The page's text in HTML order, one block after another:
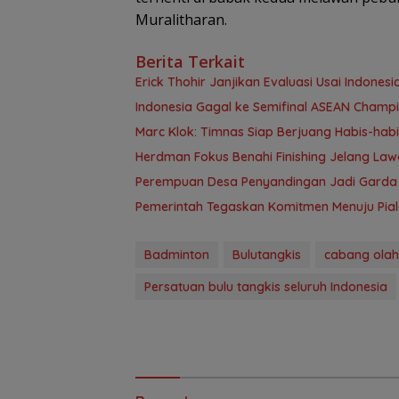
Muralitharan.
Berita Terkait
Erick Thohir Janjikan Evaluasi Usai
Indonesia Gagal ke Semifinal ASEAN
Marc Klok: Timnas Siap Berjuang Habis-
Herdman Fokus Benahi Finishing Jelang
Perempuan Desa Penyandingan Jadi
Pemerintah Tegaskan Komitmen Menuju
Badminton Bulutangkis
cabang
Persatuan bulu tangkis seluruh Indonesia